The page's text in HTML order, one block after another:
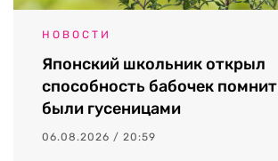
НОВОСТИ
Японский школьник открыл
способность бабочек
были гусеницами
06.08.2026 / 20:59